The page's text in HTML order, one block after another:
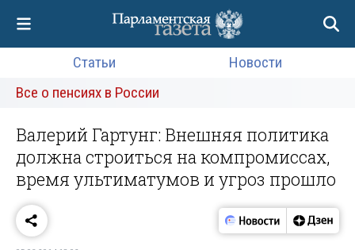
Статьи
Новости
Все о пенсиях в России
Валерий Гартунг: Внешняя политика
должна строиться на компромиссах,
время ультиматумов и угроз прошло